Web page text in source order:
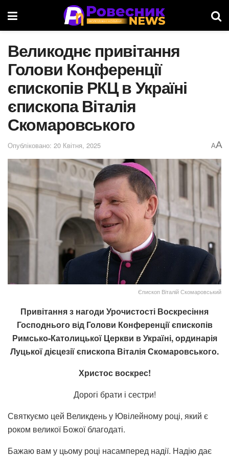
Великоднє привітання
Голови Конференції
єпископів РКЦ в Україні
єпископа Віталія
Скомаровського
Опубліковано: 20 Квітня, 2025 AA
Єпископ Віталій Скомаровський
Привітання з нагоди Урочистості Воскресіння
Господнього від Голови Конференції єпископів
Римсько-Католицької Церкви в Україні, ординарія
Луцької дієцезії єпископа Віталія Скомаровського.
Христос воскрес!
Дорогі брати і сестри!
Святкуємо цей Великдень у Ювілейному році, який є
роком великої Божої благодаті.
Бажаю вам у цьому році насамперед надії. Надію дає